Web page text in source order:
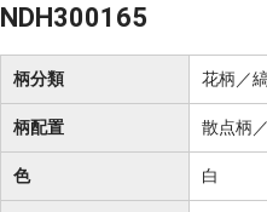
NDH300165
柄分類 花柄／
柄配置 散点柄
色 白